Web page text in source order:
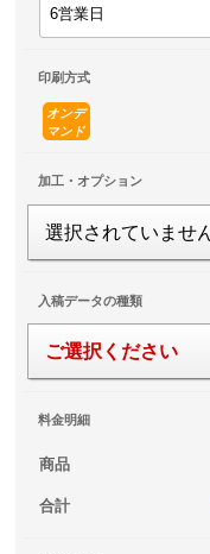
印刷方式
オンデ
マンド
加工・オプション
選択されていません
入稿データの種類
ご選択ください
料金明細
商品
合計